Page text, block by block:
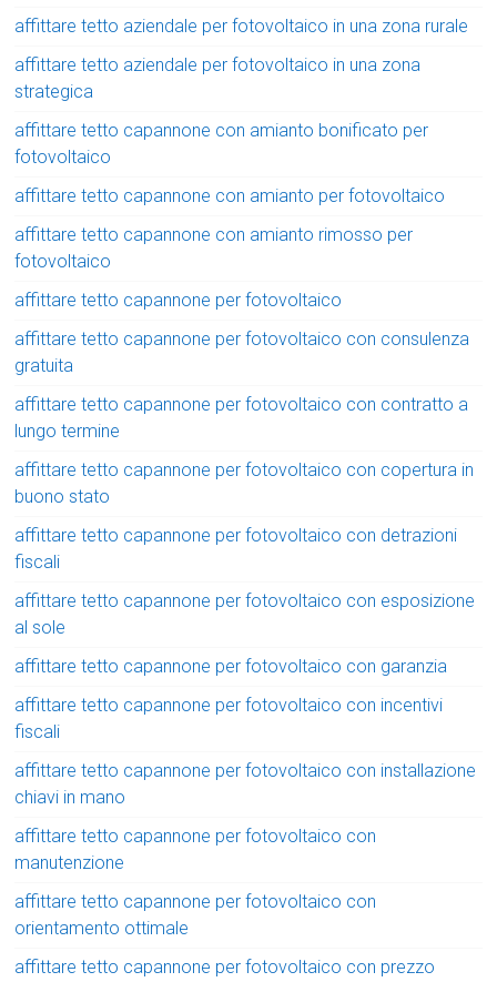
affittare tetto aziendale per fotovoltaico in una zona rurale
affittare tetto aziendale per fotovoltaico in una zona
strategica
affittare tetto capannone con amianto bonificato per
fotovoltaico
affittare tetto capannone con amianto per fotovoltaico
affittare tetto capannone con amianto rimosso per
fotovoltaico
affittare tetto capannone per fotovoltaico
affittare tetto capannone per fotovoltaico con consulenza
gratuita
affittare tetto capannone per fotovoltaico con contratto a
lungo termine
affittare tetto capannone per fotovoltaico con copertura in
buono stato
affittare tetto capannone per fotovoltaico con detrazioni
fiscali
affittare tetto capannone per fotovoltaico con esposizione
al sole
affittare tetto capannone per fotovoltaico con garanzia
affittare tetto capannone per fotovoltaico con incentivi
fiscali
affittare tetto capannone per fotovoltaico con installazione
chiavi in mano
affittare tetto capannone per fotovoltaico con
manutenzione
affittare tetto capannone per fotovoltaico con
orientamento ottimale
affittare tetto capannone per fotovoltaico con prezzo